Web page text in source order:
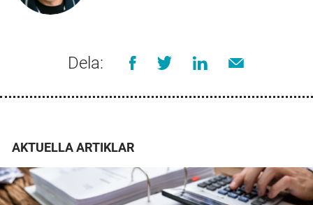
Dela:
AKTUELLA ARTIKLAR